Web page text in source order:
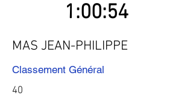
1:00:54
MAS JEAN-PHILIPPE
Classement Général
40